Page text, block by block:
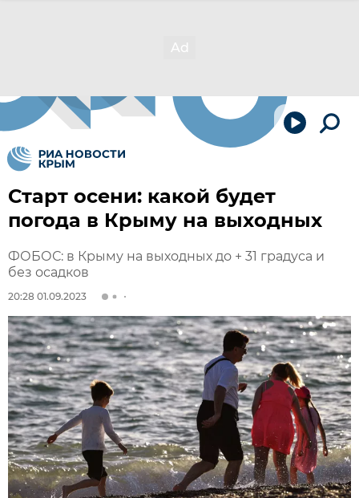
Старт осени: какой будет
погода в Крыму на выходных
ФОБОС: в Крыму на выходных до + 31 градуса и
без осадков
20:28 01.09.2023